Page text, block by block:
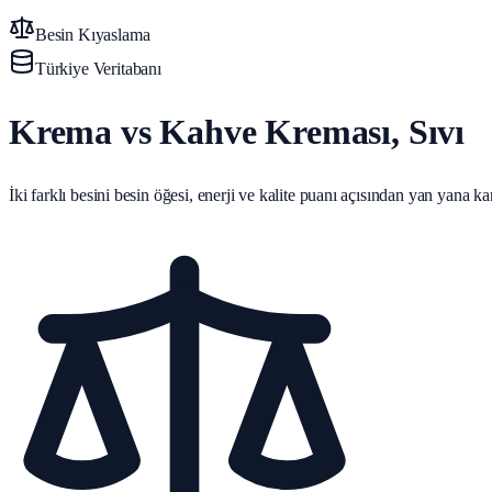
Besin Kıyaslama
Türkiye Veritabanı
Krema vs Kahve Kreması, Sıvı
İki farklı besini besin öğesi, enerji ve kalite puanı açısından yan yana